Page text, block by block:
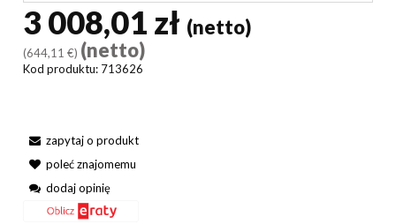
3 008,01 zł (netto)
(644,11 €) (netto)
Kod produktu: 713626
zapytaj o produkt
poleć znajomemu
dodaj opinię